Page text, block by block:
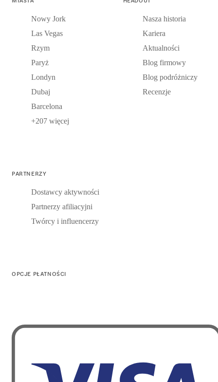
Nowy Jork
Las Vegas
Rzym
Paryż
Londyn
Dubaj
Barcelona
+207 więcej
Nasza historia
Kariera
Aktualności
Blog firmowy
Blog podróżniczy
Recenzje
PARTNERZY
Dostawcy aktywności
Partnerzy afiliacyjni
Twórcy i influencerzy
OPCJE PŁATNOŚCI